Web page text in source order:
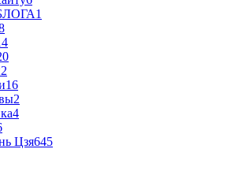
1
16
2
4
Цзя645